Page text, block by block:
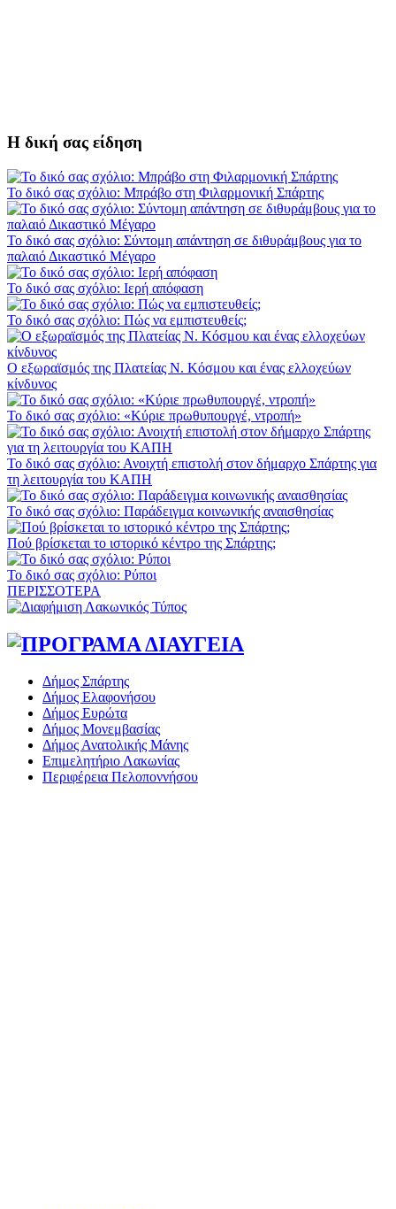
Η δική σας είδηση
Το δικό σας σχόλιο: Μπράβο στη Φιλαρμονική Σπάρτης
Το δικό σας σχόλιο: Σύντομη απάντηση σε διθυράμβους για το
παλαιό Δικαστικό Μέγαρο
Το δικό σας σχόλιο: Ιερή απόφαση
Το δικό σας σχόλιο: Πώς να εμπιστευθείς;
Ο εξωραϊσμός της Πλατείας Ν. Κόσμου και ένας ελλοχεύων
κίνδυνος
Το δικό σας σχόλιο: «Κύριε πρωθυπουργέ, ντροπή»
Το δικό σας σχόλιο: Ανοιχτή επιστολή στον δήμαρχο Σπάρτης για
τη λειτουργία του ΚΑΠΗ
Το δικό σας σχόλιο: Παράδειγμα κοινωνικής αναισθησίας
Πού βρίσκεται το ιστορικό κέντρο της Σπάρτης;
Το δικό σας σχόλιο: Ρύποι
ΠΕΡΙΣΣΟΤΕΡΑ
Δήμος Σπάρτης
Δήμος Ελαφονήσου
Δήμος Ευρώτα
Δήμος Μονεμβασίας
Δήμος Ανατολικής Μάνης
Επιμελητήριο Λακωνίας
Περιφέρεια Πελοποννήσου